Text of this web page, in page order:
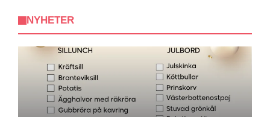
NYHETER